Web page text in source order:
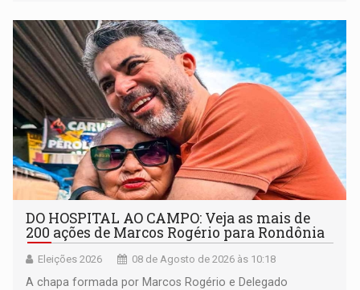
DO HOSPITAL AO CAMPO: Veja as mais de
200 ações de Marcos Rogério para Rondônia
Eleições 2026 08 de Agosto de 2026 às 10:18
A chapa formada por Marcos Rogério e Delegado